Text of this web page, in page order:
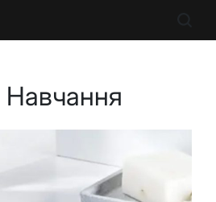
Навчання